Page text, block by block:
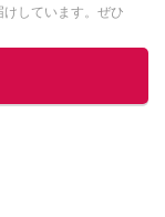
しています。ぜひ
の他の記事を読む